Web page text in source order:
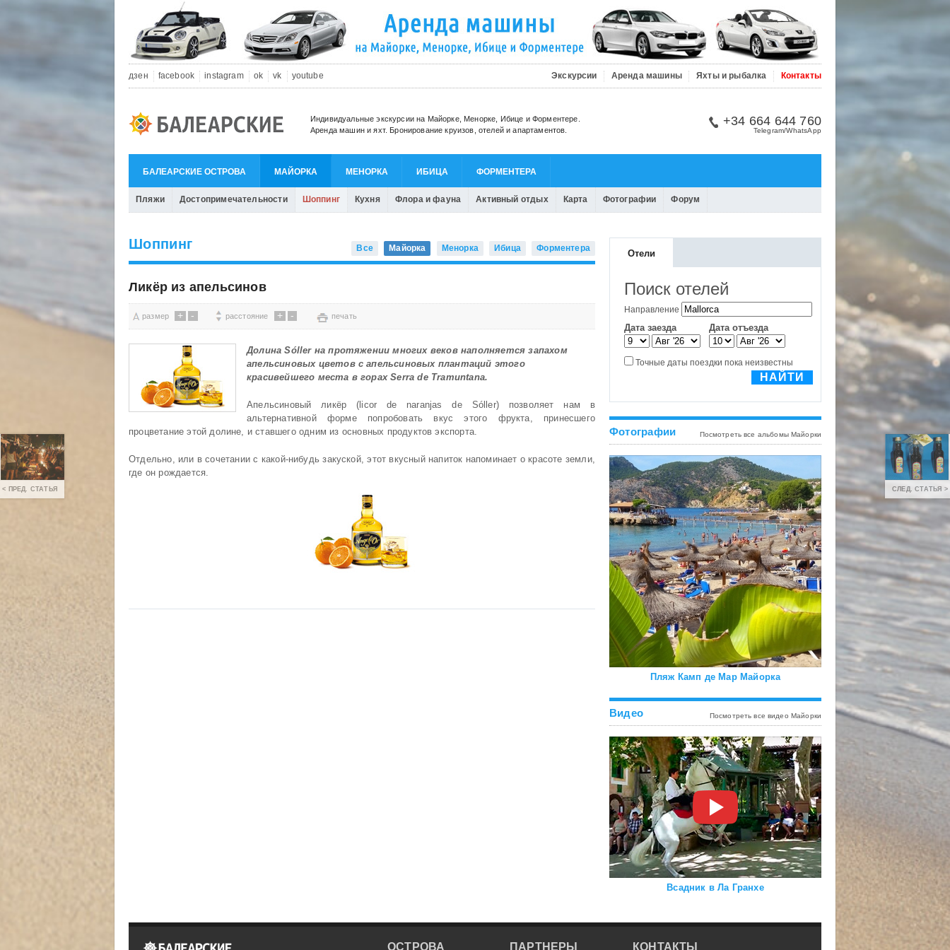
< ПРЕД. СТАТЬЯ СЛЕД. СТАТЬЯ >
дзен facebook instagram ok vk youtube Экскурсии Аренда машины Яхты и рыбалка Контакты
Индивидуальные экскурсии на Майорке, Менорке, Ибице и Форментере.
Аренда машин и яхт. Бронирование круизов, отелей и апартаментов.
+34 664 644 760
Telegram/WhatsApp
БАЛЕАРСКИЕ ОСТРОВА МАЙОРКА МЕНОРКА ИБИЦА ФОРМЕНТЕРА
Пляжи Достопримечательности Шоппинг Кухня Флора и фауна Активный отдых Карта Фотографии Форум
Шоппинг Все Майорка Менорка Ибица Форментера
Ликёр из апельсинов
размер + - расстояние + - печать
Долина Sóller на протяжении многих веков наполняется запахом
апельсиновых цветов с апельсиновых плантаций этого
красивейшего места в горах Serra de Tramuntana.
Апельсиновый ликёр (licor de naranjas de Sóller) позволяет нам в
альтернативной форме попробовать вкус этого фрукта, принесшего
процветание этой долине, и ставшего одним из основных продуктов экспорта.
Отдельно, или в сочетании с какой-нибудь закуской, этот вкусный напиток напоминает о красоте земли,
где он рождается.
Отели
Фотографии Посмотреть все альбомы Майорки
Пляж Камп де Мар Майорка
Видео Посмотреть все видео Майорки
Всадник в Ла Гранхе
ОСТРОВА ПАРТНЕРЫ КОНТАКТЫ